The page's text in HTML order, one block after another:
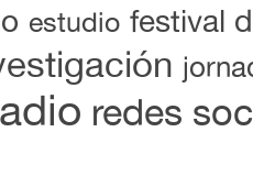
estudio festival
redes